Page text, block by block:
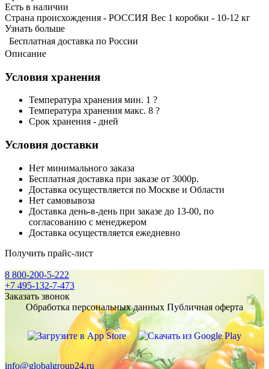
Есть в наличии
Страна происхождения - РОССИЯ Вес 1 коробки - 10-12 кг
Узнать больше
Бесплатная доставка по России
Описание
Условия хранения
Температура хранения мин. 1 ?
Температура хранения макс. 8 ?
Срок хранения - дней
Условия доставки
Нет минимального заказа
Бесплатная доставка при заказе от 3000р.
Доставка осуществляется по Москве и Области
Нет самовывоза
Доставка день-в-день при заказе до 13-00, по
согласованию с менеджером
Доставка осуществляется ежедневно
Получить прайс-лист
8 800-200-5-222
+7 495-132-7-473
Заказать звонок
Обработка персональных данных Публичная оферта
info@globalgroup24.ru